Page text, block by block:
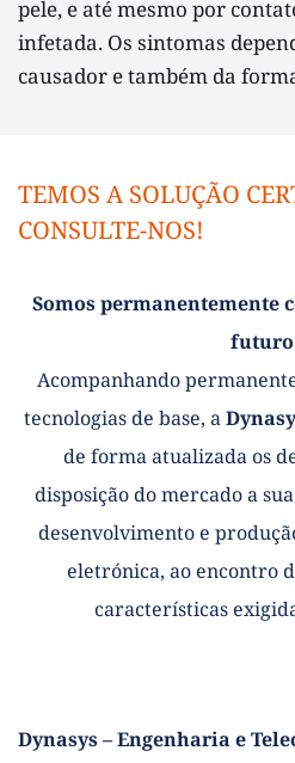
pele, e até mesmo por
infetada. Os sintomas
causador e também da
TEMOS A SOLUÇÃO
CONSULTE-NOS!
Somos permanentemente
Acompanhando
tecnologias de base, a
de forma atualizada os
disposição do mercado a
desenvolvimento e
eletrónica, ao encontro
características
Dynasys – Engenharia e